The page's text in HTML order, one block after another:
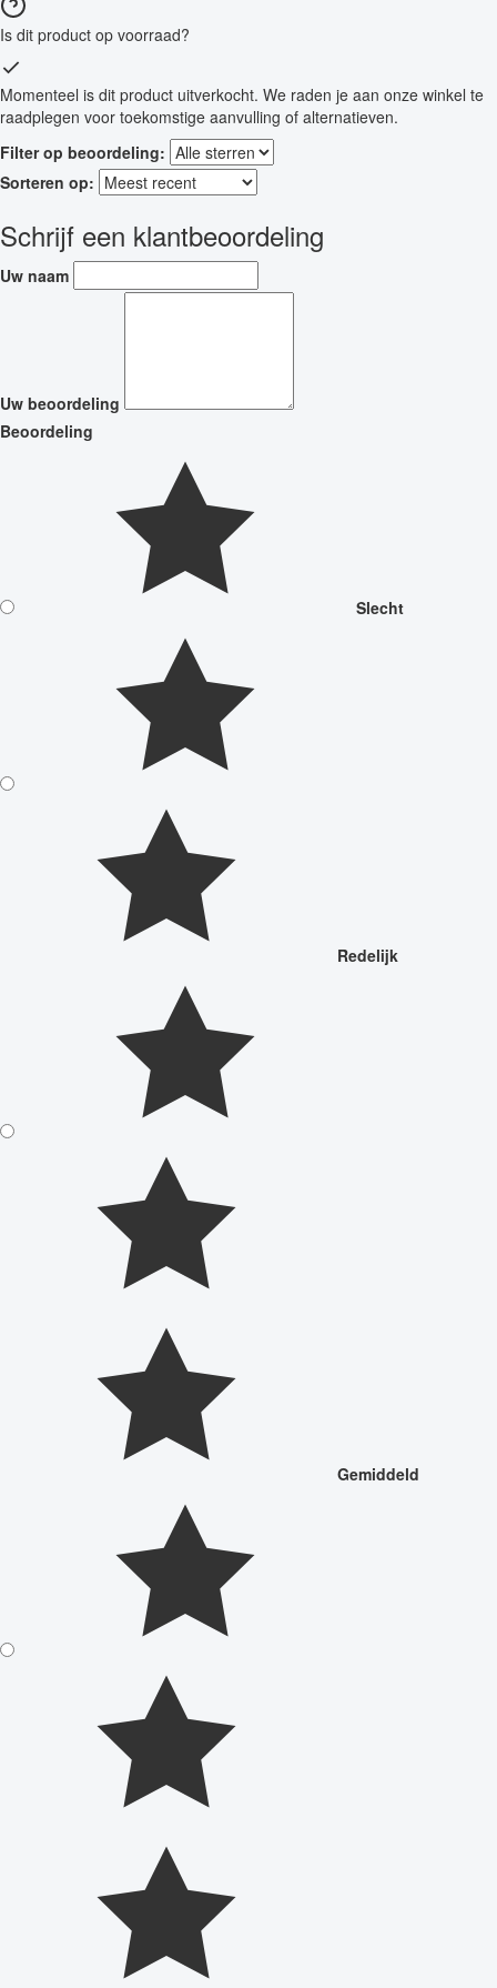
Is dit product op voorraad?
Momenteel is dit product uitverkocht. We raden je aan onze winkel te
raadplegen voor toekomstige aanvulling of alternatieven.
Filter op beoordeling:
Sorteren op:
Schrijf een klantbeoordeling
Uw naam
Uw beoordeling
Beoordeling
Slecht
Redelijk
Gemiddeld